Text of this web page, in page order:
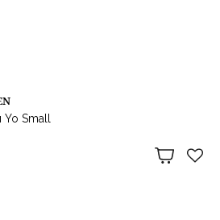
Yo Small